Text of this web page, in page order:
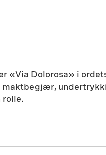
«Via Dolorosa» i
rolle.